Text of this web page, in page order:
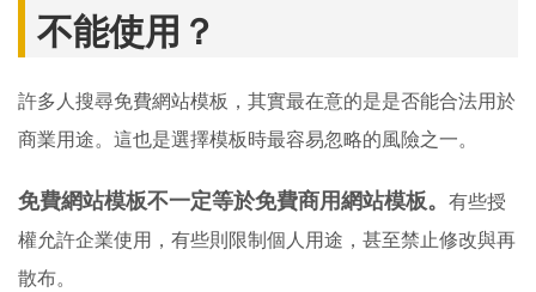
不能使用？
許多人搜尋免費網站模板，其實最在意的是是否能合法用於
商業用途。這也是選擇模板時最容易忽略的風險之一。
免費網站模板不一定等於免費商用網站模板。 有些授
權允許企業使用，有些則限制個人用途，甚至禁止修改與再
散布。